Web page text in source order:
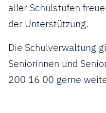
aller Schulstufen
der Unterstützung.
Die Schulverwaltung
Seniorinnen und
200 16 00 gerne